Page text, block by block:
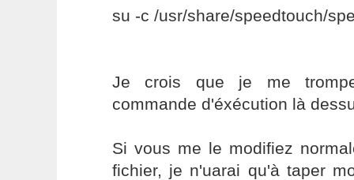
su -c /usr/share/speedtouch/
Je crois que je me
commande d'éxécution là
Si vous me le modifiez
fichier, je n'uarai qu'à taper